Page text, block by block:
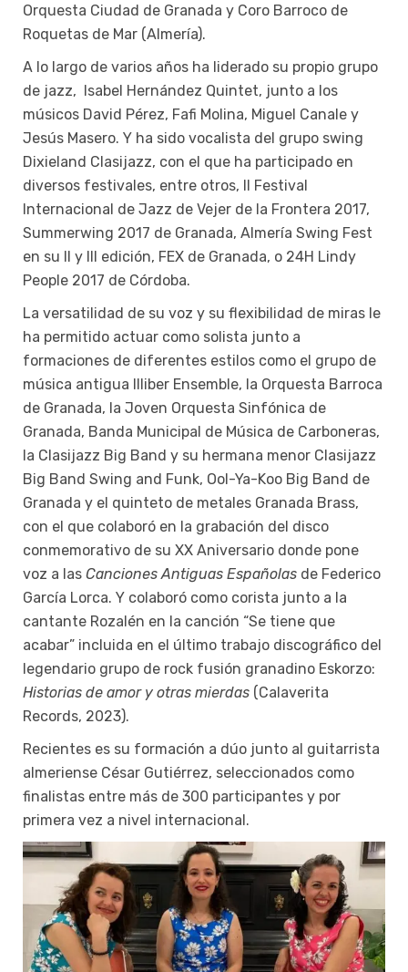
Orquesta Ciudad de Granada y Coro Barroco de
Roquetas de Mar (Almería).
A lo largo de varios años ha liderado su propio grupo
de jazz, Isabel Hernández Quintet, junto a los
músicos David Pérez, Fafi Molina, Miguel Canale y
Jesús Masero. Y ha sido vocalista del grupo swing
Dixieland Clasijazz, con el que ha participado en
diversos festivales, entre otros, II Festival
Internacional de Jazz de Vejer de la Frontera 2017,
Summerwing 2017 de Granada, Almería Swing Fest
en su II y III edición, FEX de Granada, o 24H Lindy
People 2017 de Córdoba.
La versatilidad de su voz y su flexibilidad de miras le
ha permitido actuar como solista junto a
formaciones de diferentes estilos como el grupo de
música antigua Illiber Ensemble, la Orquesta Barroca
de Granada, la Joven Orquesta Sinfónica de
Granada, Banda Municipal de Música de Carboneras,
la Clasijazz Big Band y su hermana menor Clasijazz
Big Band Swing and Funk, Ool-Ya-Koo Big Band de
Granada y el quinteto de metales Granada Brass,
con el que colaboró en la grabación del disco
conmemorativo de su XX Aniversario donde pone
voz a las Canciones Antiguas Españolas de Federico
García Lorca. Y colaboró como corista junto a la
cantante Rozalén en la canción “Se tiene que
acabar” incluida en el último trabajo discográfico del
legendario grupo de rock fusión granadino Eskorzo:
Historias de amor y otras mierdas (Calaverita
Records, 2023).
Recientes es su formación a dúo junto al guitarrista
almeriense César Gutiérrez, seleccionados como
finalistas entre más de 300 participantes y por
primera vez a nivel internacional.